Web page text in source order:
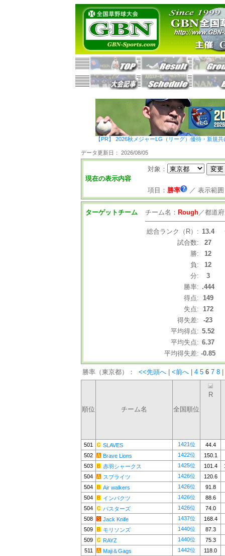
【PR】 2026秋メジャーLG（リーグ）優待・新規
データ更新日： 2026/08/05
現在の表示内容
対象：
項目： 勝率 ／ 表示範囲
ターゲットチーム チーム名： Rough／都道
総合ランク（R）: 13.4
試合数:
27
勝:
12
負:
12
分:
3
勝率: .444
得点: 149
失点: 172
得失差:
-23
平均得点: 5.52
平均失点: 6.37
平均得失差: -0.85
勝率（東京都）： <<先頭へ <前へ 4 5 6 7 8
順位 チーム名 全国順位
R
501 SLAVES 1421位
44.4
502
Brave Lions 1422位
150.1
503
赤羽シャークス 1425位 101.4
504
スプライツ 1426位
120.6
504
Air walkers 1426位
91.8
504
インパクツ 1426位
88.6
504
バスターズ 1426位
74.0
508
Jack Knife 1437位
168.4
509
モリソンズ 1440位
87.3
509
RAYZ 1440位
75.3
511
Maji＆Gags 1442位
118.0